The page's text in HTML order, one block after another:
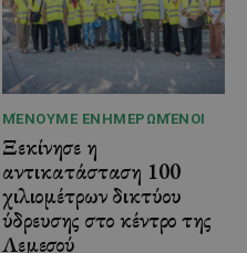
ΜΈΝΟΥΜΕ ΕΝΗΜΕΡΩΜΈΝΟΙ
Ξεκίνησε η
αντικατάσταση 100
χιλιομέτρων δικτύου
ύδρευσης στο κέντρο της
Λεμεσού